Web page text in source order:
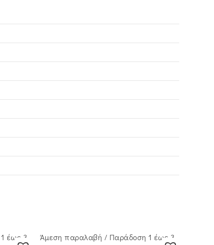
έως 3
Άμεση παραλαβή / Παράδoση 1 έως 3